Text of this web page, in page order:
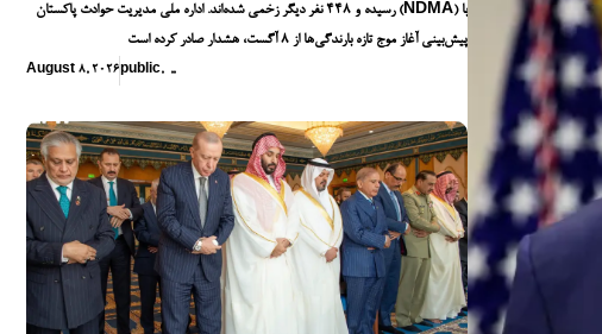
رسیده و ۴۴۸ نفر دیگر زخمی شده‌اند. اداره ملی مدیریت حوادث پاکستان (NDMA) با
پیش‌بینی آغاز موج تازه بارندگی‌ها از ۸ آگست، هشدار صادر کرده است
August 8, 2026 public, ,,